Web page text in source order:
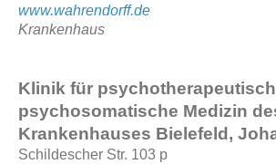
www.wahrendorff.de
Krankenhaus
Klinik für
psychosomatische Medizin
Krankenhauses Bielefeld,
Schildescher Str. 103 p